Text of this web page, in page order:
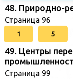
48. Природно-
Страница 96
1 5
49. Центры
Страница 99